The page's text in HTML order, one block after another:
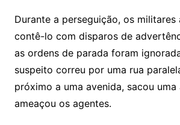
Durante a perseguição, os militares
contê-lo com disparos de
as ordens de parada foram
suspeito correu por uma rua
próximo a uma avenida, sacou
ameaçou os agentes.